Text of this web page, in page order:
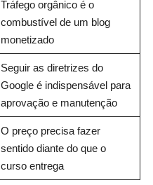
Tráfego orgânico é o
combustível de um blog
monetizado
Seguir as diretrizes do
Google é indispensável para
aprovação e manutenção
O preço precisa fazer
sentido diante do que o
curso entrega